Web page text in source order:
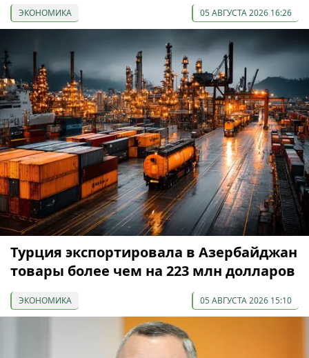
ЭКОНОМИКА 05 АВГУСТА 2026 16:26
Турция экспортировала в Азербайджан
товары более чем на 223 млн долларов
ЭКОНОМИКА 05 АВГУСТА 2026 15:10